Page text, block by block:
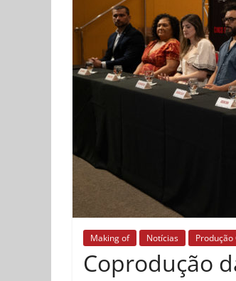
Making of Notícias Produção
Coprodução